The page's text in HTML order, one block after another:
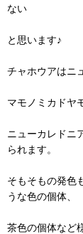
ない
と思います♪
チャホウアはニ
マモノミカドヤ
ニューカレドニ
られます。
そもそもの発色
うな色の個体、
茶色の個体など